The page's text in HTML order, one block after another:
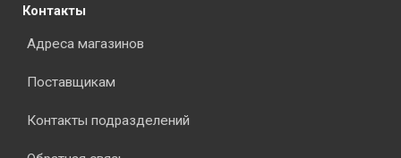
Контакты
Адреса магазинов
Поставщикам
Контакты подразделений